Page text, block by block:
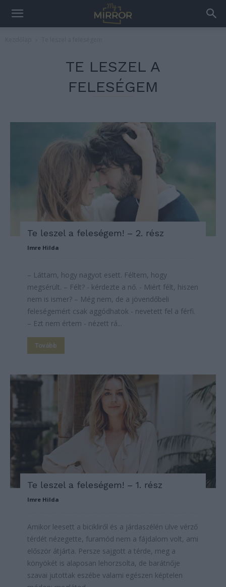
TE LESZEL A
FELESÉGEM
Te leszel a feleségem! – 2. rész
Imre Hilda
– Láttam, hogy nagyot esett. Féltem, hogy
megsérült. – Félt? - kérdezte a nő. - Miért félt, hiszen
nem is ismer? – Még nem, de a jövendőbeli
feleségemért csak aggódhatok - nevetett fel a férfi.
– Ezt nem értem - nézett rá...
Tovább
Te leszel a feleségem! – 1. rész
Imre Hilda
Amikor leesett a bicikliről és a járdaszélén ülve vérző
térdét nézegette, furamód nem a fájdalom volt, ami
először átjárta. Persze sajgott a térde, meg a
könyökét is alaposan lehorzsolta, de barátnője
szavai jutottak eszébe valami egészen képtelen